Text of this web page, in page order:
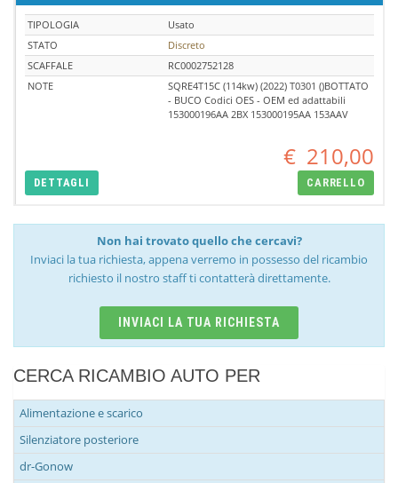
TIPOLOGIA
Usato
STATO
Discreto
SCAFFALE
RC0002752128
NOTE
SQRE4T15C (114kw) (2022) T0301 ()BOTTATO
- BUCO Codici OES - OEM ed adattabili
153000196AA 2BX 153000195AA 153AAV
€ 210,00
DETTAGLI CARRELLO
Non hai trovato quello che cercavi?
Inviaci la tua richiesta, appena verremo in possesso del ricambio
richiesto il nostro staff ti contatterà direttamente.
INVIACI LA TUA RICHIESTA
CERCA RICAMBIO AUTO PER
Alimentazione e scarico
Silenziatore posteriore
dr-Gonow